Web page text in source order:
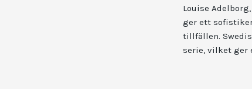
Louise
ger ett
tillfällen.
serie, vilket ger